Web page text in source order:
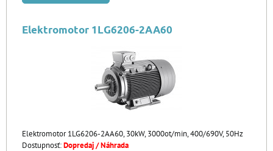
Elektromotor 1LG6206-2AA60
Elektromotor 1LG6206-2AA60, 30kW, 3000ot/min, 400/690V, 50Hz
Dostupnosť:Dopredaj / Náhrada